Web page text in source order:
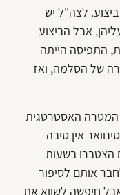
לצה"ל יש
אבל הביצוע
התפיסה הייתה
של הסלמה, ואז
האסטרטגית
אין סיבה
הצטברו בשעות
אותם לסיפור
חיפשה לשווא את